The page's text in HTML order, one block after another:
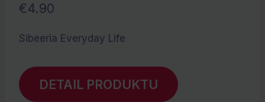
€4.90
Sibeeria Everyday Life
DETAIL PRODUKTU